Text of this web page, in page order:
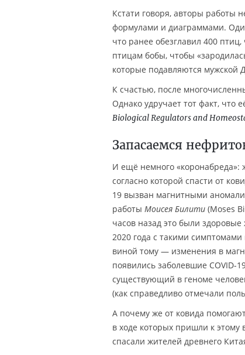
Кстати говоря, авторы работы
формулами и диаграммами.
что ранее обезглавил 400
птицам бобы, чтобы
которые подавляются мужской
К счастью, после
Однако удручает тот факт,
Biological Regulators and
Запасаемся
И ещё немного «коронабреда»:
согласно которой спасти от
19 вызван магнитными
работы Моисея Билити (Moses
часов назад это были
2020 года с такими
виной тому — изменения в
появились заболевшие COVID-
существующий в геноме
(как справедливо отмечали
А почему же от ковида
в ходе которых пришли к
спасали жителей древнего